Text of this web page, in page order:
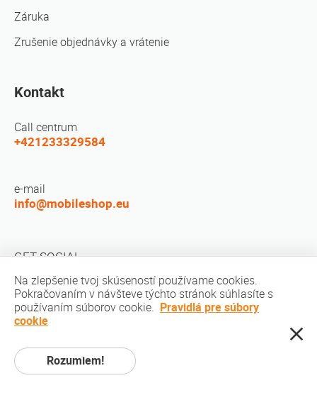
Záruka
Zrušenie objednávky a vrátenie
Kontakt
Call centrum
+421233329584
e-mail
info@mobileshop.eu
GET SOCIAL
copyright © 2010-2026 MobileShop.eu. Všetky práva vyhradené. Všetky
obrázky produktov na stránkach sú majetkom spoločnosti Mobileshop.eu |
Na zlepšenie tvoj skúseností používame cookies.
Pokračovaním v návšteve týchto stránok súhlasíte s
používaním súborov cookie. Pravidlá pre súbory
cookie
Rozumiem!